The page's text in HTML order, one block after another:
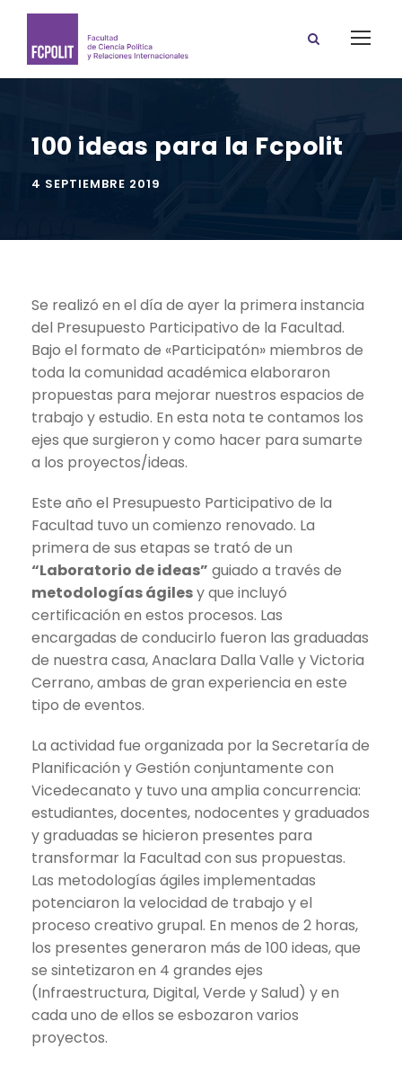
100 ideas para la Fcpolit
4 SEPTIEMBRE 2019
Se realizó en el día de ayer la primera instancia
del Presupuesto Participativo de la Facultad.
Bajo el formato de «Participatón» miembros de
toda la comunidad académica elaboraron
propuestas para mejorar nuestros espacios de
trabajo y estudio. En esta nota te contamos los
ejes que surgieron y como hacer para sumarte
a los proyectos/ideas.
Este año el Presupuesto Participativo de la
Facultad tuvo un comienzo renovado. La
primera de sus etapas se trató de un
“Laboratorio de ideas” guiado a través de
metodologías ágilesy que incluyó
certificación en estos procesos. Las
encargadas de conducirlo fueron las graduadas
de nuestra casa, Anaclara Dalla Valle y Victoria
Cerrano, ambas de gran experiencia en este
tipo de eventos.
La actividad fue organizada por la Secretaría de
Planificación y Gestión conjuntamente con
Vicedecanato y tuvo una amplia concurrencia:
estudiantes, docentes, nodocentes y graduados
y graduadas se hicieron presentes para
transformar la Facultad con sus propuestas.
Las metodologías ágiles implementadas
potenciaron la velocidad de trabajo y el
proceso creativo grupal. En menos de 2 horas,
los presentes generaron más de 100 ideas, que
se sintetizaron en 4 grandes ejes
(Infraestructura, Digital, Verde y Salud) y en
cada uno de ellos se esbozaron varios
proyectos.